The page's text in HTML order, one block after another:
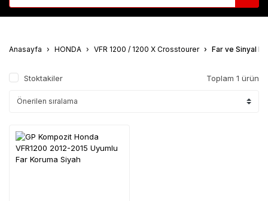
Anasayfa HONDA VFR 1200 / 1200 X Crosstourer Far ve Sinyal
Stoktakiler Toplam 1 ürün